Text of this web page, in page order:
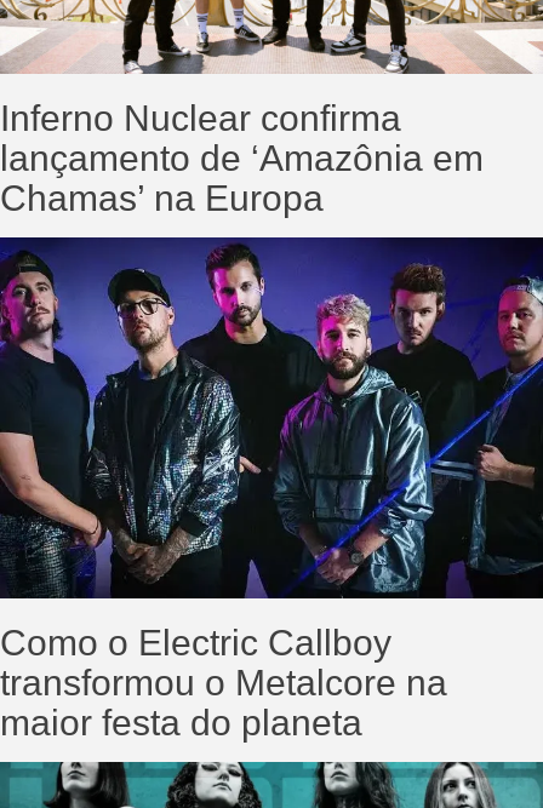
Inferno Nuclear confirma
lançamento de ‘Amazônia em
Chamas’ na Europa
Como o Electric Callboy
transformou o Metalcore na
maior festa do planeta